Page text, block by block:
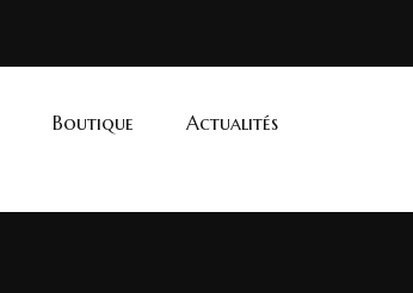
Boutique
Actualités